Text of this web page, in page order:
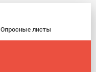
Опросные листы